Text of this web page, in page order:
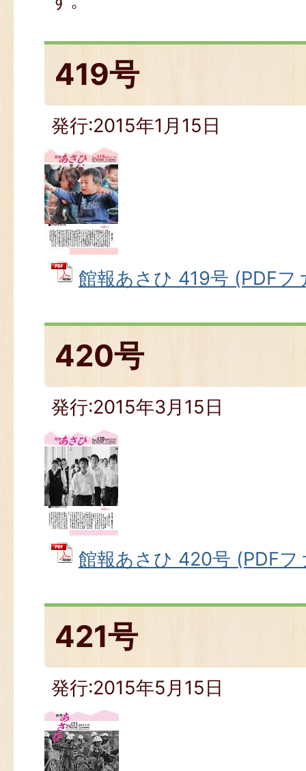
419号
発行:2015年1月15日
館報あさひ 419号 (PDFフ
420号
発行:2015年3月15日
館報あさひ 420号 (PDFフ
421号
発行:2015年5月15日